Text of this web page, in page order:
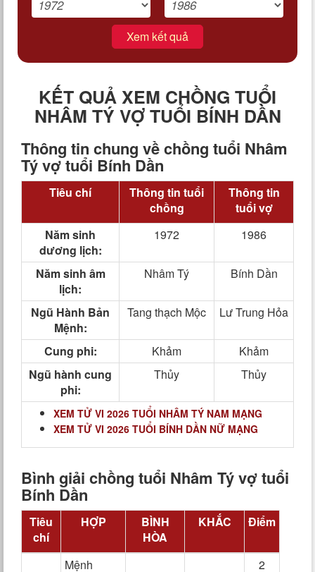
Xem kết quả
KẾT QUẢ XEM CHỒNG TUỔI
NHÂM TÝ VỢ TUỔI BÍNH DẦN
Thông tin chung về chồng tuổi Nhâm
Tý vợ tuổi Bính Dần
Tiêu chí
Thông tin tuổi
chồng
Thông tin
tuổi vợ
Năm sinh
dương lịch:
1972 1986
Năm sinh âm
lịch:
Nhâm Tý Bính Dần
Ngũ Hành Bản
Mệnh:
Tang thạch Mộc Lư Trung Hỏa
Cung phi: Khảm
Khảm
Ngũ hành cung
phi:
Thủy Thủy
XEM TỬ VI 2026 TUỔI NHÂM TÝ NAM MẠNG
XEM TỬ VI 2026 TUỔI BÍNH DẦN NỮ MẠNG
Bình giải chồng tuổi Nhâm Tý vợ tuổi
Bính Dần
Tiêu
chí
HỢP
BÌNH
HÒA
KHẮC Điểm
Mệnh
2